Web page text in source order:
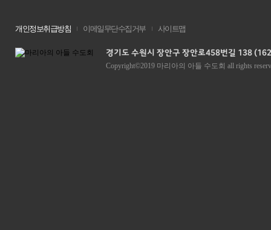
개인정보취급방침 이메일무단수집거부 사이트맵
경기도 수원시 장안구 장안로458번길 138
Copyright©2019 마리아의 아들 수도회 all rights